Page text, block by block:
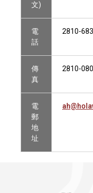
文)
電
話
2810-
傳
真
2810-
電
郵
地
址